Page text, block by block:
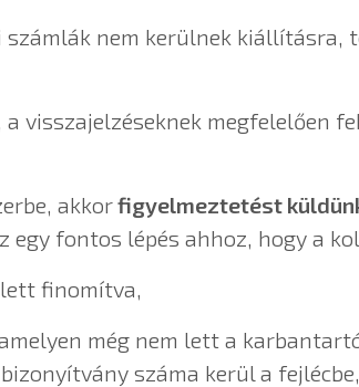
nem kerülnek kiállításra,
a visszajelzéseknek megfelelően
akkorfigyelmeztetést
egy fontos lépés ahhoz, hogy a
finomítva,
még nem lett a
száma kerül a fejlécbe,